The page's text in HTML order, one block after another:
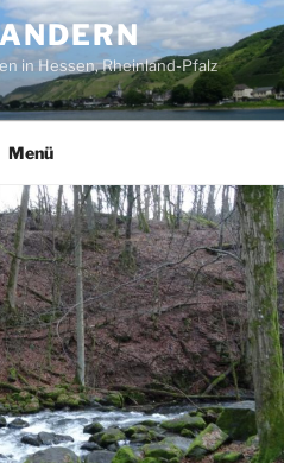
in Hessen, Rheinland-Pfalz
Menü